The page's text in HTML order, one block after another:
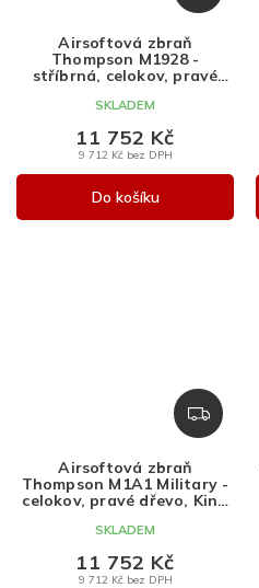
D
M
Airsoftová zbraň
Thompson M1928 -
stříbrná, celokov, pravé
SKLADEM
9 712 Kč bez DPH
11 752 Kč
Do košíku
Z
D
R
M
Airsoftová zbraň
Thompson M1A1 Military -
celokov, pravé dřevo, King
SKLADEM
9 712 Kč bez DPH
11 752 Kč